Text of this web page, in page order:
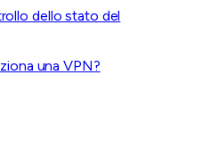
dello stato del
una VPN?